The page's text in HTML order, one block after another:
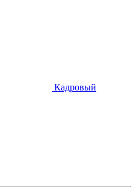
Кадровый